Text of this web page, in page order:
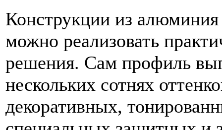
Конструкции из
можно реализовать
решения. Сам профиль
нескольких сотнях
декоративных,